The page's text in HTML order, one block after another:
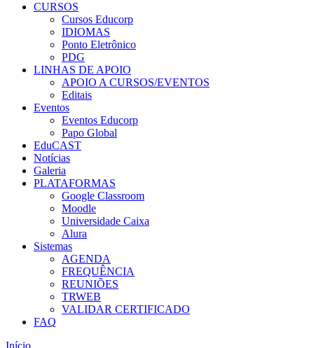
CURSOS
Cursos Educorp
IDIOMAS
Ponto Eletrônico
PDG
LINHAS DE APOIO
APOIO A CURSOS/EVENTOS
Editais
Eventos
Eventos Educorp
Papo Global
EduCAST
Notícias
Galeria
PLATAFORMAS
Google Classroom
Moodle
Universidade Caixa
Alura
Sistemas
AGENDA
FREQUÊNCIA
REUNIÕES
TRWEB
VALIDAR CERTIFICADO
FAQ
Início